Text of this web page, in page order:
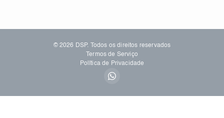
© 2026 DSP. Todos os direitos reservados
Termos de Serviço
Política de Privacidade